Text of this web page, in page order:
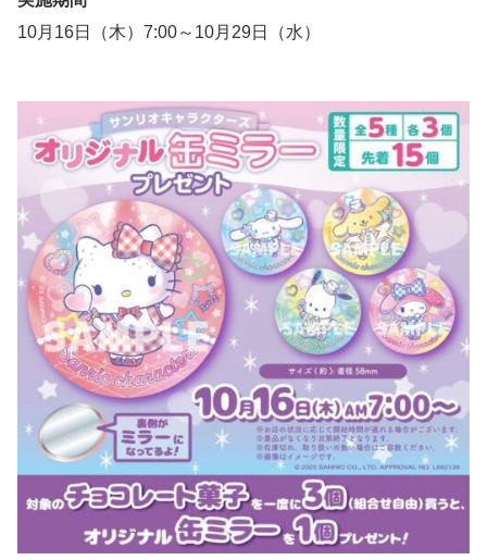
10月16日（木）7:00～10月29日（水）